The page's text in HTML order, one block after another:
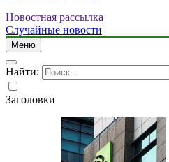
Новостная рассылка
Случайные новости
Меню
Найти:
Заголовки